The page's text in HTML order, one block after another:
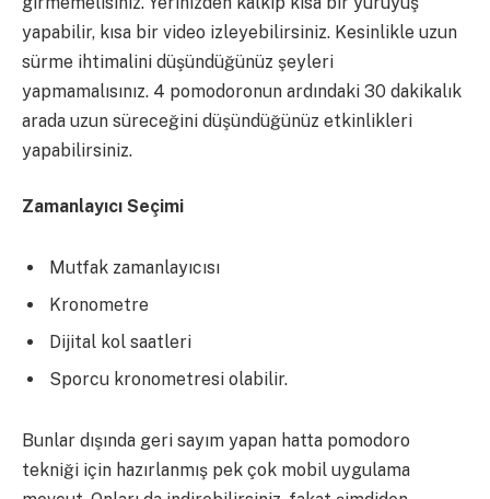
yapabilir, kısa bir video izleyebilirsiniz. Kesinlikle uzun
sürme ihtimalini düşündüğünüz şeyleri
yapmamalısınız. 4 pomodoronun ardındaki 30 dakikalık
arada uzun süreceğini düşündüğünüz etkinlikleri
yapabilirsiniz.
Zamanlayıcı Seçimi
Mutfak zamanlayıcısı
Kronometre
Dijital kol saatleri
Sporcu kronometresi olabilir.
Bunlar dışında geri sayım yapan hatta pomodoro
tekniği için hazırlanmış pek çok mobil uygulama